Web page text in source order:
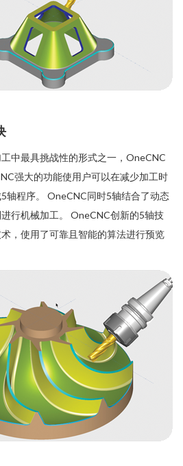
中最具挑战性的形式之一，OneCNC
强大的功能使用户可以在减少加工时
轴程序。 OneCNC同时5轴结合了动态
行机械加工。 OneCNC创新的5轴技
，使用了可靠且智能的算法进行预览